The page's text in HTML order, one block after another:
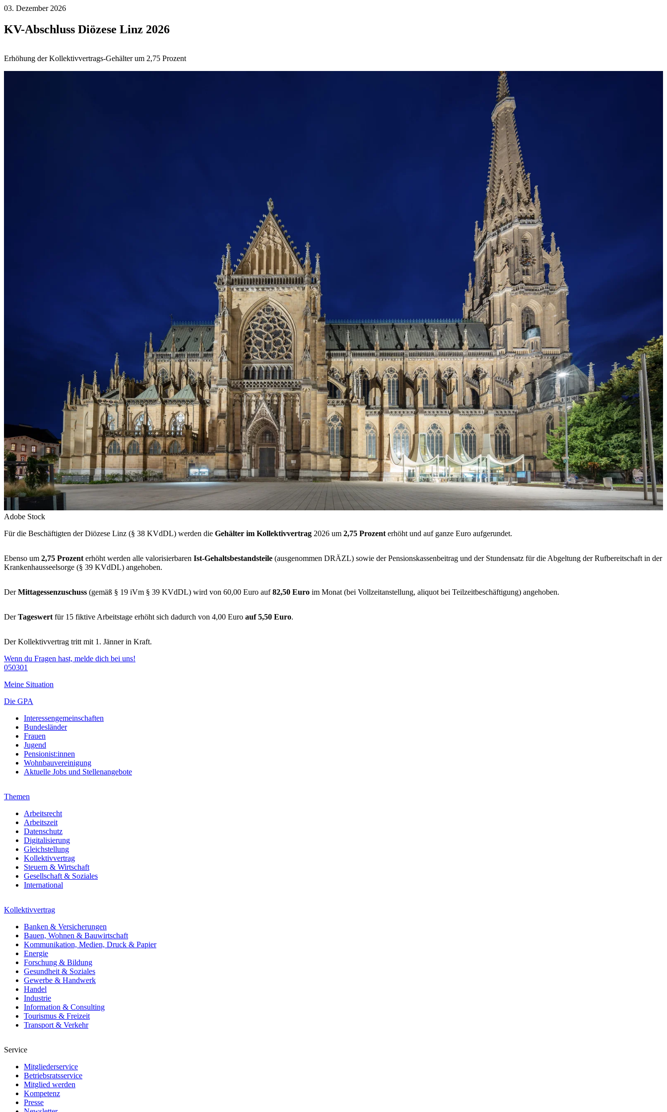
03. Dezember 2026
KV-Abschluss Diözese Linz 2026
Erhöhung der Kollektivvertrags-Gehälter um 2,75 Prozent
Adobe Stock
Für die Beschäftigten der Diözese Linz (§ 38 KVdDL) werden die Gehälter im Kollektivvertrag 2026 um 2,75 Prozent erhöht und auf ganze Euro aufgerundet.
Ebenso um 2,75 Prozent erhöht werden alle valorisierbaren Ist-Gehaltsbestandsteile (ausgenommen DRÄZL) sowie der Pensionskassenbeitrag und der Stundensatz für die Abgeltung der Rufbereitschaft in der
Krankenhausseelsorge (§ 39 KVdDL) angehoben.
DerMittagessenzuschuss (gemäß § 19 iVm § 39 KVdDL) wird von 60,00 Euro auf82,50 Euro im Monat (bei Vollzeitanstellung, aliquot bei Teilzeitbeschäftigung) angehoben.
DerTageswert für 15 fiktive Arbeitstage erhöht sich dadurch von 4,00 Euro auf 5,50 Euro.
Der Kollektivvertrag tritt mit 1. Jänner in Kraft.
Wenn du Fragen hast, melde dich bei uns!
050301
Meine Situation
Die GPA
Interessengemeinschaften
Bundesländer
Frauen
Jugend
Pensionist:innen
Wohnbauvereinigung
Aktuelle Jobs und Stellenangebote
Themen
Arbeitsrecht
Arbeitszeit
Datenschutz
Digitalisierung
Gleichstellung
Kollektivvertrag
Steuern & Wirtschaft
Gesellschaft & Soziales
International
Kollektivvertrag
Banken & Versicherungen
Bauen, Wohnen & Bauwirtschaft
Kommunikation, Medien, Druck & Papier
Energie
Forschung & Bildung
Gesundheit & Soziales
Gewerbe & Handwerk
Handel
Industrie
Information & Consulting
Tourismus & Freizeit
Transport & Verkehr
Service
Mitgliederservice
Betriebsratsservice
Mitglied werden
Kompetenz
Presse